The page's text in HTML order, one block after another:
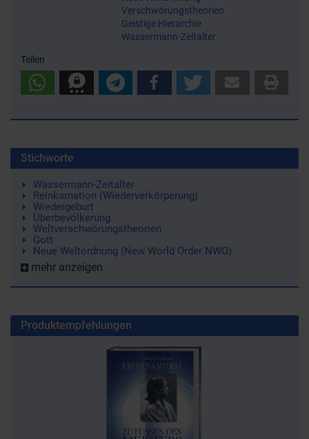
Verschwörungstheorien
Geistige Hierarchie
Wassermann-Zeitalter
Teilen
Stichworte
Wassermann-Zeitalter
Reinkarnation (Wiederverkörperung)
Wiedergeburt
Überbevölkerung
Weltverschwörungstheorien
Gott
Neue Weltordnung (New World Order NWO)
mehr anzeigen
Produktempfehlungen